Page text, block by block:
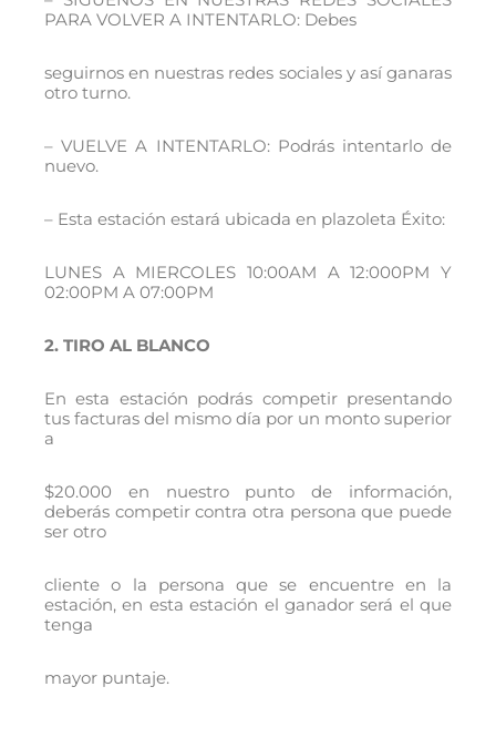
PARA VOLVER A INTENTARLO: Debes
seguirnos en nuestras redes sociales y así ganaras
otro turno.
– VUELVE A INTENTARLO: Podrás intentarlo de
nuevo.
– Esta estación estará ubicada en plazoleta Éxito:
LUNES A MIERCOLES 10:00AM A 12:000PM Y
02:00PM A 07:00PM
2. TIRO AL BLANCO
En esta estación podrás competir presentando
tus facturas del mismo día por un monto superior
a
$20.000 en nuestro punto de información,
deberás competir contra otra persona que puede
ser otro
cliente o la persona que se encuentre en la
estación, en esta estación el ganador será el que
tenga
mayor puntaje.